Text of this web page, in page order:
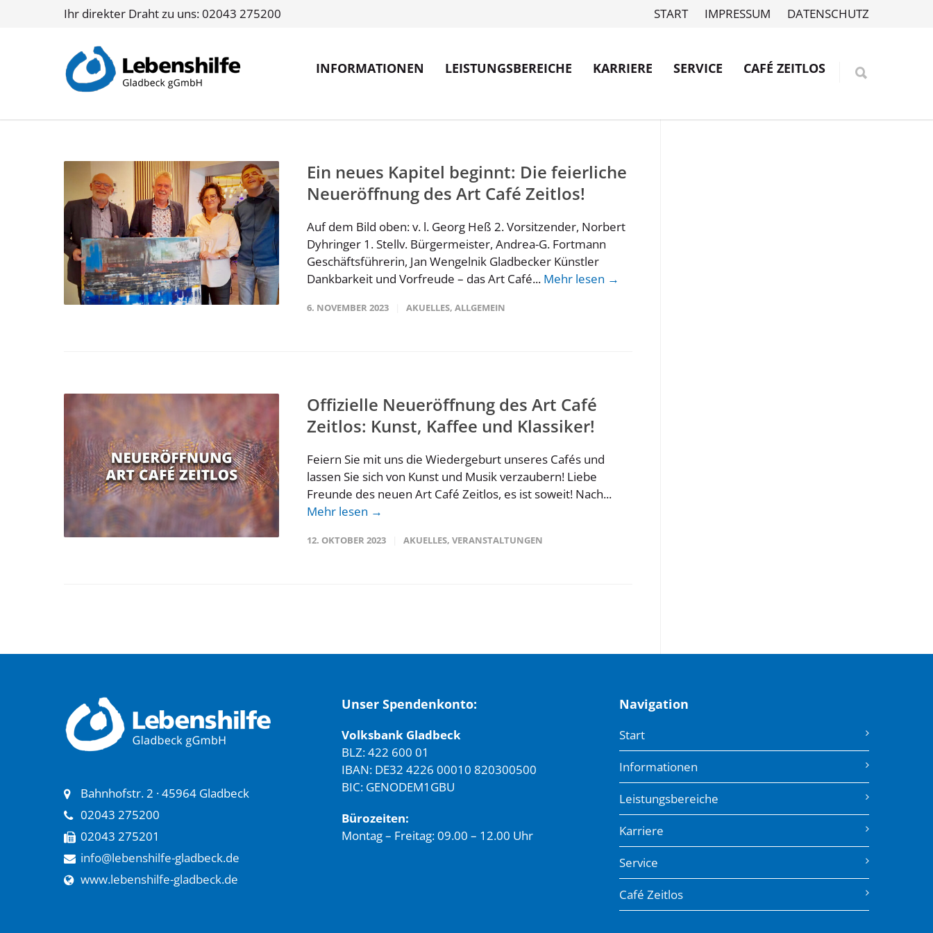
Ihr direkter Draht zu uns: 02043 275200 START IMPRESSUM DATENSCHUTZ
INFORMATIONEN LEISTUNGSBEREICHE KARRIERE SERVICE CAFÉ ZEITLOS
Ein neues Kapitel beginnt: Die feierliche
Neueröffnung des Art Café Zeitlos!
Auf dem Bild oben: v. l. Georg Heß 2. Vorsitzender, Norbert
Dyhringer 1. Stellv. Bürgermeister, Andrea-G. Fortmann
Geschäftsführerin, Jan Wengelnik Gladbecker Künstler
Dankbarkeit und Vorfreude – das Art Café... Mehr lesen →
6. NOVEMBER 2023 AKUELLES, ALLGEMEIN
Offizielle Neueröffnung des Art Café
Zeitlos: Kunst, Kaffee und Klassiker!
Feiern Sie mit uns die Wiedergeburt unseres Cafés und
lassen Sie sich von Kunst und Musik verzaubern! Liebe
Freunde des neuen Art Café Zeitlos, es ist soweit! Nach...
Mehr lesen →
12. OKTOBER 2023 AKUELLES, VERANSTALTUNGEN
Bahnhofstr. 2 · 45964 Gladbeck
02043 275200
02043 275201
info@lebenshilfe-gladbeck.de
www.lebenshilfe-gladbeck.de
Unser Spendenkonto:
Volksbank Gladbeck
BLZ: 422 600 01
IBAN: DE32 4226 00010 820300500
BIC: GENODEM1GBU
Bürozeiten:
Montag – Freitag: 09.00 – 12.00 Uhr
Navigation
Start
Informationen
Leistungsbereiche
Karriere
Service
Café Zeitlos